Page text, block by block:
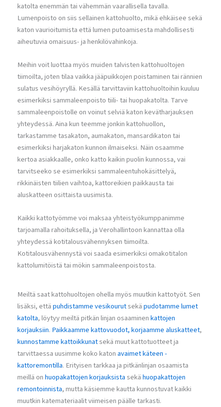
katolta enemmän tai vähemmän vaarallisella tavalla.
Lumenpoisto on siis sellainen kattohuolto, mikä ehkäisee sekä
katon vaurioitumista että lumen putoamisesta mahdollisesti
aiheutuvia omaisuus- ja henkilövahinkoja.
Meihin voit luottaa myös muiden talvisten kattohuoltojen
tiimoilta, joten tilaa vaikka jääpuikkojen poistaminen tai rännien
sulatus vesihöyryllä. Kesällä tarvittaviin kattohuoltoihin kuuluu
esimerkiksi sammaleenpoisto tiili- tai huopakatolta. Tarve
sammaleenpoistolle on voinut selviä katon kevätharjauksen
yhteydessä. Aina kun teemme jonkin kattohuollon,
tarkastamme tasakaton, aumakaton, mansardikaton tai
esimerkiksi harjakaton kunnon ilmaiseksi. Näin osaamme
kertoa asiakkaalle, onko katto kaikin puolin kunnossa, vai
tarvitseeko se esimerkiksi sammaleentuhokäsittelyä,
rikkinäisten tiilien vaihtoa, kattoreikien paikkausta tai
aluskatteen osittaista uusimista.
Kaikki kattotyömme voi maksaa yhteistyökumppanimme
tarjoamalla rahoituksella, ja Verohallintoon kannattaa olla
yhteydessä kotitalousvähennyksen tiimoilta.
Kotitalousvähennystä voi saada esimerkiksi omakotitalon
kattolumitöistä tai mökin sammaleenpoistosta.
Meiltä saat kattohuoltojen ohella myös muutkin kattotyöt. Sen
lisäksi, ettäpuhdistamme vesikourutsekäpudotamme lumet
katolta, löytyy meiltä pitkän linjan osaaminenkattojen
korjauksiin. Paikkaamme kattovuodot,korjaamme aluskatteet,
kunnostamme kattoikkunatsekä muut kattotuotteet ja
tarvittaessa uusimme koko katonavaimet käteen -
kattoremontilla. Erityisen tarkkaa ja pitkänlinjan osaamista
meillä onhuopakattojen korjauksistasekähuopakattojen
remontoinnista, mutta käsiemme kautta kunnostuvat kaikki
muutkin katemateriaalit viimeisen päälle tarkasti.